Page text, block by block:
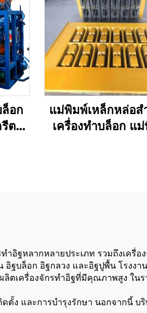
อก
ต
แม่พิมพ์เหล็กหล่อส
เครื่องทำบล็อก แ
ำอิฐหลากหลายประเภท รวมถึงเครื่อ
ฐบล็อก อิฐกลวง และอิฐปูพื้น โรงงาน
ลิตเครื่องจักรทำอิฐที่มีคุณภาพสูง ใน
ตั้ง และการบำรุงรักษา นอกจากนี้ บ